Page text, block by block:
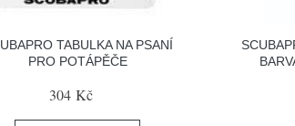
TABULKA NA PSANÍ
PRO POTÁPĚČE
304 Kč